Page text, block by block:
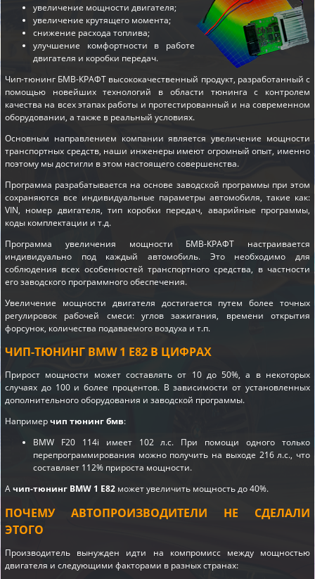
увеличение мощности двигателя;
увеличение крутящего момента;
снижение расхода топлива;
улучшение комфортности в работе
двигателя и коробки передач.
Чип-тюнинг БМВ-КРАФТ высококачественный продукт, разработанный с
помощью новейших технологий в области тюнинга с контролем
качества на всех этапах работы и протестированный и на современном
оборудовании, а также в реальный условиях.
Основным направлением компании является увеличение мощности
транспортных средств, наши инженеры имеют огромный опыт, именно
поэтому мы достигли в этом настоящего совершенства.
Программа разрабатывается на основе заводской программы при этом
сохраняются все индивидуальные параметры автомобиля, такие как:
VIN, номер двигателя, тип коробки передач, аварийные программы,
коды комплектации и т.д.
Программа увеличения мощности БМВ-КРАФТ настраивается
индивидуально под каждый автомобиль. Это необходимо для
соблюдения всех особенностей транспортного средства, в частности
его заводского программного обеспечения.
Увеличение мощности двигателя достигается путем более точных
регулировок рабочей смеси: углов зажигания, времени открытия
форсунок, количества подаваемого воздуха и т.п.
ЧИП-ТЮНИНГ BMW 1 E82 В ЦИФРАХ
Прирост мощности может составлять от 10 до 50%, а в некоторых
случаях до 100 и более процентов. В зависимости от установленных
дополнительного оборудования и заводской программы.
Напримерчип тюнинг бмв:
BMW F20 114i имеет 102 л.с. При помощи одного только
перепрограммирования можно получить на выходе 216 л.с., что
составляет 112% прироста мощности.
Ачип-тюнинг BMW 1 E82 может увеличить мощность до 40%.
ПОЧЕМУ АВТОПРОИЗВОДИТЕЛИ НЕ СДЕЛАЛИ
ЭТОГО
Производитель вынужден идти на компромисс между мощностью
двигателя и следующими факторами в разных странах: